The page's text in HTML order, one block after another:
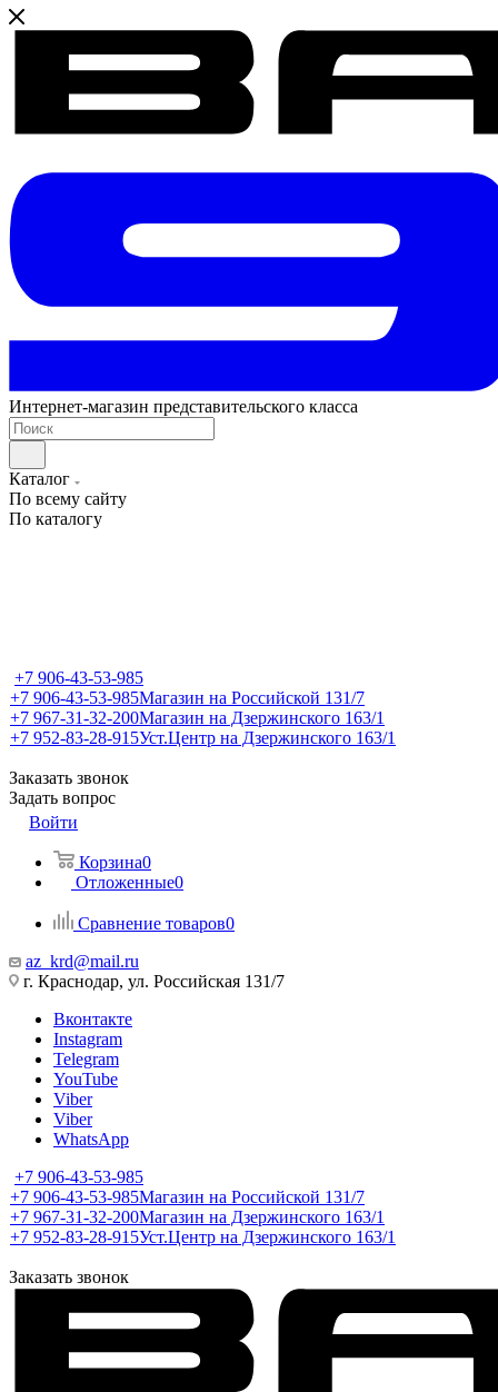
Интернет-магазин представительского класса
Каталог
По всему сайту
По каталогу
+7 906-43-53-985
+7 906-43-53-985Магазин на Российской 131/7
+7 967-31-32-200Магазин на Дзержинского 163/1
+7 952-83-28-915Уст.Центр на Дзержинского 163/1
Заказать звонок
Задать вопрос
Войти
Корзина0
Отложенные0
Сравнение товаров0
az_krd@mail.ru
г. Краснодар, ул. Российская 131/7
Вконтакте
Instagram
Telegram
YouTube
Viber
Viber
WhatsApp
+7 906-43-53-985
+7 906-43-53-985Магазин на Российской 131/7
+7 967-31-32-200Магазин на Дзержинского 163/1
+7 952-83-28-915Уст.Центр на Дзержинского 163/1
Заказать звонок